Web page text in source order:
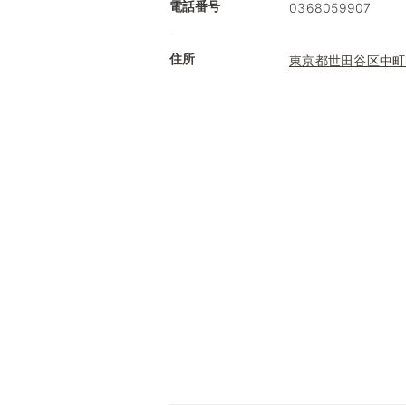
電話番号 0368059907
住所 東京都世田谷区中